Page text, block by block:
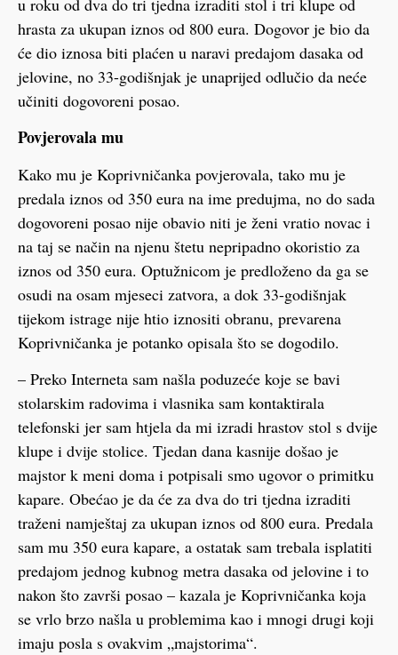
u roku od dva do tri tjedna izraditi stol i tri klupe od
hrasta za ukupan iznos od 800 eura. Dogovor je bio da
će dio iznosa biti plaćen u naravi predajom dasaka od
jelovine, no 33-godišnjak je unaprijed odlučio da neće
učiniti dogovoreni posao.
Povjerovala mu
Kako mu je Koprivničanka povjerovala, tako mu je
predala iznos od 350 eura na ime predujma, no do sada
dogovoreni posao nije obavio niti je ženi vratio novac i
na taj se način na njenu štetu nepripadno okoristio za
iznos od 350 eura. Optužnicom je predloženo da ga se
osudi na osam mjeseci zatvora, a dok 33-godišnjak
tijekom istrage nije htio iznositi obranu, prevarena
Koprivničanka je potanko opisala što se dogodilo.
– Preko Interneta sam našla poduzeće koje se bavi
stolarskim radovima i vlasnika sam kontaktirala
telefonski jer sam htjela da mi izradi hrastov stol s dvije
klupe i dvije stolice. Tjedan dana kasnije došao je
majstor k meni doma i potpisali smo ugovor o primitku
kapare. Obećao je da će za dva do tri tjedna izraditi
traženi namještaj za ukupan iznos od 800 eura. Predala
sam mu 350 eura kapare, a ostatak sam trebala isplatiti
predajom jednog kubnog metra dasaka od jelovine i to
nakon što završi posao – kazala je Koprivničanka koja
se vrlo brzo našla u problemima kao i mnogi drugi koji
imaju posla s ovakvim „majstorima“.